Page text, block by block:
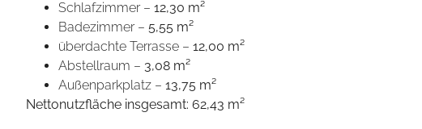
Schlafzimmer – 12,30 m²
Badezimmer – 5,55 m²
überdachte Terrasse – 12,00 m²
Abstellraum – 3,08 m²
Außenparkplatz – 13,75 m²
Nettonutzfläche insgesamt: 62,43 m²